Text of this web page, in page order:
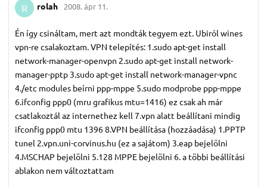
R rolah 2008. ápr 11.
Én így csináltam, mert azt mondták tegyem ezt. Ubiról wines
vpn-re csalakoztam. VPN telepítés: 1.sudo apt-get install
network-manager-openvpn 2.sudo apt-get install network-
manager-pptp 3.sudo apt-get install network-manager-vpnc
4./etc modules beírni ppp-mppe 5.sudo modprobe ppp-mppe
6.ifconfig ppp0 (mru grafikus mtu=1416) ez csak ah már
csatlakoztál az internethez kell 7.vpn alatt beállítani mindig
ifconfig ppp0 mtu 1396 8.VPN beállítása (hozzáadása) 1.PPTP
tunel 2.vpn.uni-corvinus.hu (ez a sajátom) 3.eap bejelölni
4.MSCHAP bejelölni 5.128 MPPE bejelölni 6. a többi beállítási
ablakon nem változtattam